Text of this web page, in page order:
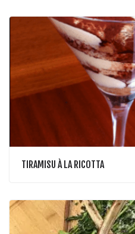
TIRAMISU À LA RICOTTA